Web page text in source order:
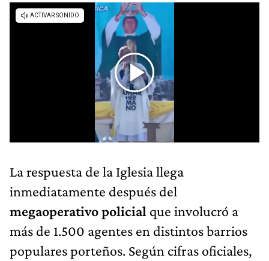
La respuesta de la Iglesia llega
inmediatamente después del
megaoperativo policial que involucró a
más de 1.500 agentes en distintos barrios
populares porteños. Según cifras oficiales,